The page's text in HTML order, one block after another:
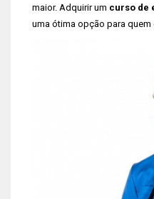
maior. Adquirir um curso de
uma ótima opção para